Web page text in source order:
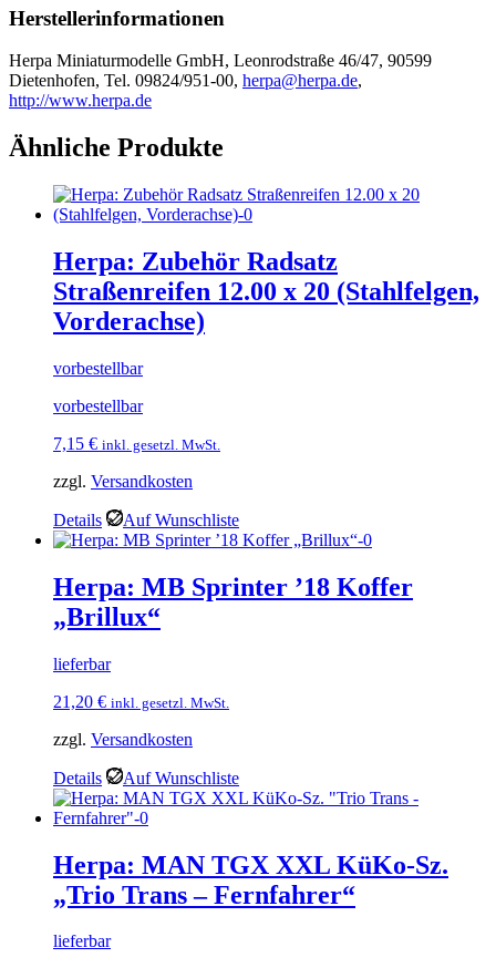
Herstellerinformationen
Herpa Miniaturmodelle GmbH, Leonrodstraße 46/47, 90599
Dietenhofen, Tel. 09824/951-00, herpa@herpa.de,
http://www.herpa.de
Ähnliche Produkte
Herpa: Zubehör Radsatz
Straßenreifen 12.00 x 20 (Stahlfelgen,
Vorderachse)
vorbestellbar
vorbestellbar
7,15 € inkl. gesetzl. MwSt.
zzgl. Versandkosten
Details Auf Wunschliste
Herpa: MB Sprinter ’18 Koffer
„Brillux“
lieferbar
21,20 € inkl. gesetzl. MwSt.
zzgl. Versandkosten
Details Auf Wunschliste
Herpa: MAN TGX XXL KüKo-Sz.
„Trio Trans – Fernfahrer“
lieferbar